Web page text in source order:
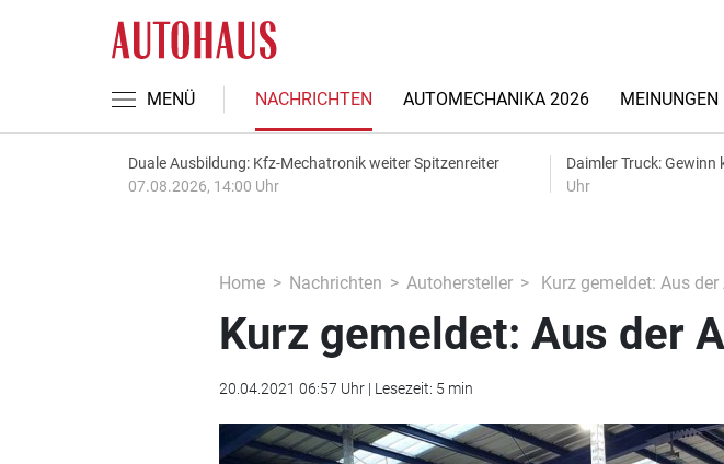
MENÜ NACHRICHTEN AUTOMECHANIKA 2026 MEINUNGEN
Duale Ausbildung: Kfz-Mechatronik weiter Spitzenreiter
07.08.2026, 14:00 Uhr
Daimler Truck: Gewinn
Uhr
Home Nachrichten Autohersteller Kurz gemeldet: Aus
Kurz gemeldet: Aus der
20.04.2021 06:57 Uhr | Lesezeit: 5 min